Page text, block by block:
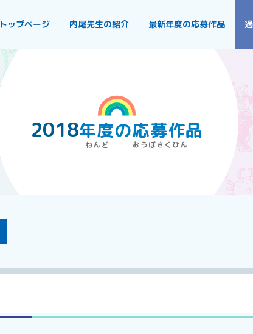
トップページ 内尾先生の紹介 最新年度の応募作品
2018年度の応募作品